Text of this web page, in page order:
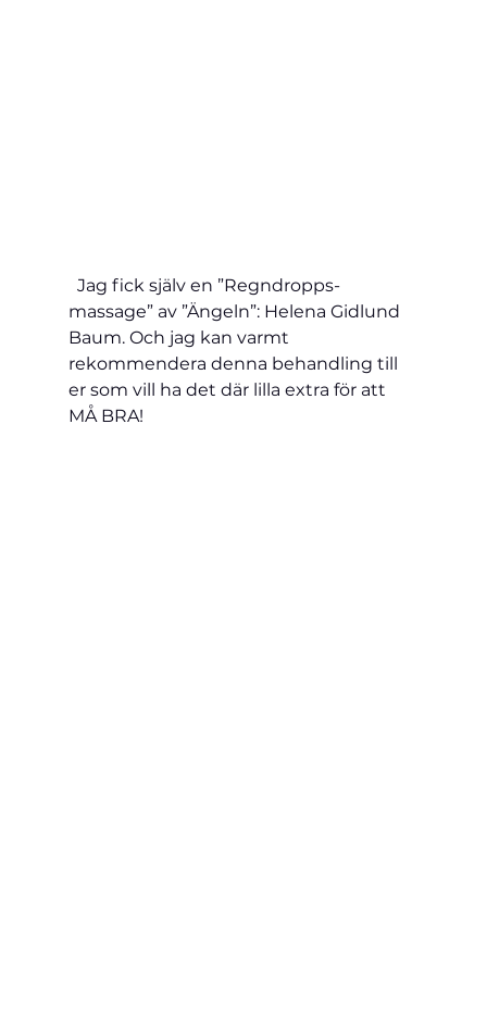
Jag fick själv en ”Regndropps-
massage” av ”Ängeln”: Helena Gidlund
Baum. Och jag kan varmt
rekommendera denna behandling till
er som vill ha det där lilla extra för att
MÅ BRA!